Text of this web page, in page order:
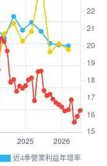
近4季營業利益年增率